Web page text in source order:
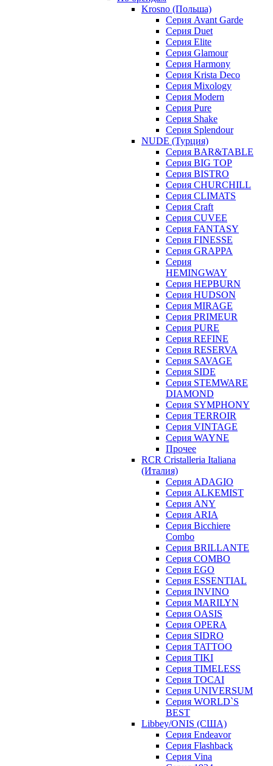
Krosno (Польша)
Серия Avant Garde
Серия Duet
Серия Elite
Серия Glamour
Серия Harmony
Серия Krista Deco
Серия Mixology
Серия Modern
Серия Pure
Серия Shake
Серия Splendour
NUDE (Турция)
Серия BAR&TABLE
Серия BIG TOP
Серия BISTRO
Серия CHURCHILL
Серия CLIMATS
Серия Craft
Серия CUVEE
Серия FANTASY
Серия FINESSE
Серия GRAPPA
Серия
HEMINGWAY
Серия HEPBURN
Серия HUDSON
Серия MIRAGE
Серия PRIMEUR
Серия PURE
Серия REFINE
Серия RESERVA
Серия SAVAGE
Серия SIDE
Серия STEMWARE
DIAMOND
Серия SYMPHONY
Серия TERROIR
Серия VINTAGE
Серия WAYNE
Прочее
RCR Cristalleria Italiana
(Италия)
Серия ADAGIO
Серия ALKEMIST
Серия ANY
Серия ARIA
Серия Bicchiere
Combo
Серия BRILLANTE
Серия COMBO
Серия EGO
Серия ESSENTIAL
Серия INVINO
Серия MARILYN
Серия OASIS
Серия OPERA
Серия SIDRO
Серия TATTOO
Серия TIKI
Серия TIMELESS
Серия TOCAI
Серия UNIVERSUM
Серия WORLD`S
BEST
Libbey/ONIS (США)
Cерия Endeavor
Cерия Flashback
Cерия Vina